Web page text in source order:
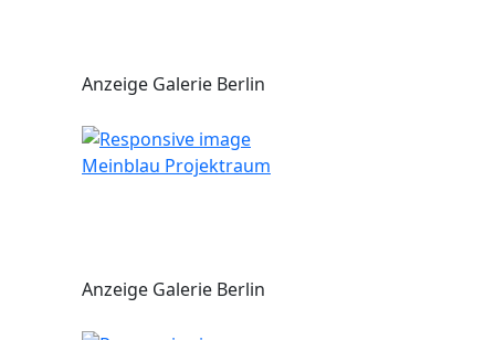
Anzeige Galerie Berlin
Meinblau Projektraum
Anzeige Galerie Berlin